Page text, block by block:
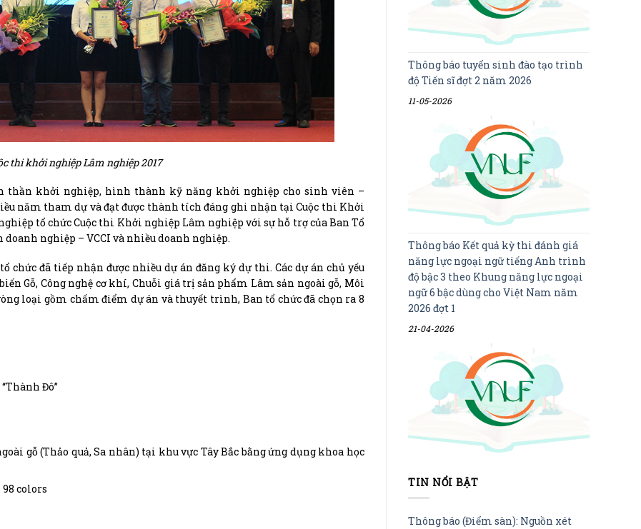
thi khởi nghiệp Lâm nghiệp 2017
thần khởi nghiệp, hình thành kỹ năng khởi nghiệp cho sinh viên –
năm tham dự và đạt được thành tích đáng ghi nhận tại Cuộc thi Khởi
tổ chức Cuộc thi Khởi nghiệp Lâm nghiệp với sự hỗ trợ của Ban Tổ
nghiệp – VCCI và nhiều doanh nghiệp.
chức đã tiếp nhận được nhiều dự án đăng ký dự thi. Các dự án chủ yếu
Gỗ, Công nghệ cơ khí, Chuỗi giá trị sản phẩm Lâm sản ngoài gỗ, Môi
loại gồm chấm điểm dự án và thuyết trình, Ban tổ chức đã chọn ra 8
Đô”
gỗ (Thảo quả, Sa nhân) tại khu vực Tây Bắc bằng ứng dụng khoa học
colors
Thông báo tuyển sinh đào tạo trình
độ Tiến sĩ đợt 2 năm 2026
11-05-2026
Thông báo Kết quả kỳ thi đánh giá
năng lực ngoại ngữ tiếng Anh trình
độ bậc 3 theo Khung năng lực ngoại
ngữ 6 bậc dùng cho Việt Nam năm
2026 đợt 1
21-04-2026
TIN NỔI BẬT
Thông báo (Điểm sàn): Nguồn xét